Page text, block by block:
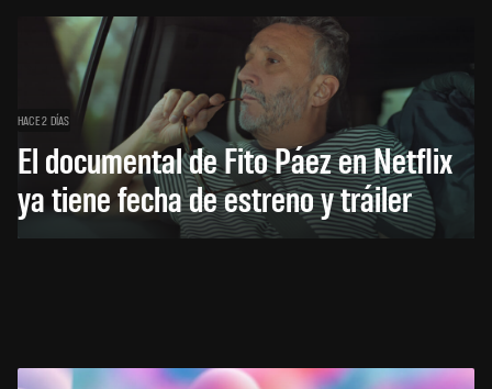
HACE 2 DÍAS
El documental de Fito Páez en Netflix
ya tiene fecha de estreno y tráiler